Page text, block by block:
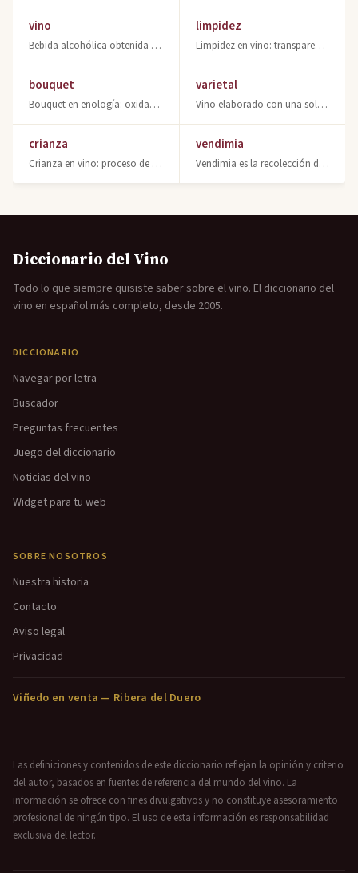
vino
Bebida alcohólica obtenida por fermentación de uva. Descubre qué es el vino, sus
limpidez
Limpidez en vino: transparencia y ausencia de partículas. Clave en análisis sens
bouquet
Bouquet en enología: oxidación y reducción. Descubre cómo evolucionan los aromas
varietal
Vino elaborado con una sola variedad de uva al 85%. Expresión aromática pura de
crianza
Crianza en vino: proceso de envejecimiento en barrica. Categorías legales de cri
vendimia
Vendimia es la recolección de uvas en la viña. Aprende cuándo se realiza y su im
Diccionario del Vino
Todo lo que siempre quisiste saber sobre el vino. El diccionario del
vino en español más completo, desde 2005.
DICCIONARIO
Navegar por letra
Buscador
Preguntas frecuentes
Juego del diccionario
Noticias del vino
Widget para tu web
SOBRE NOSOTROS
Nuestra historia
Contacto
Aviso legal
Privacidad
Viñedo en venta — Ribera del Duero
Las definiciones y contenidos de este diccionario reflejan la opinión y criterio
del autor, basados en fuentes de referencia del mundo del vino. La
información se ofrece con fines divulgativos y no constituye asesoramiento
profesional de ningún tipo. El uso de esta información es responsabilidad
exclusiva del lector.